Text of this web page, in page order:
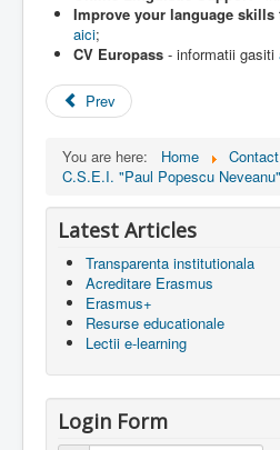
Improve your language skills
aici;
CV Europass - informatii gasiti
Prev
You are here: Home
Contact
C.S.E.I. "Paul Popescu Neveanu"
Latest Articles
Transparenta institutionala
Acreditare Erasmus
Erasmus+
Resurse educationale
Lectii e-learning
Login Form